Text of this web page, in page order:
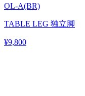
OL-A(BR)
TABLE LEG 独立脚
¥9,800